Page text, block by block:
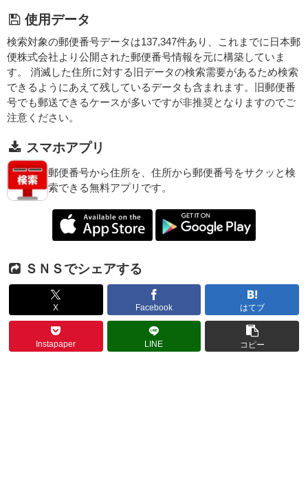
使用データ
検索対象の郵便番号データは137,347件あり、これまでに日本郵
便株式会社より公開された郵便番号情報を元に構築していま
す。 消滅した住所に対する旧データの検索需要があるため検索
できるようにあえて残しているデータも含まれます。旧郵便番
号でも郵送できるケースが多いですが非推奨となりますのでご
注意ください。
スマホアプリ
郵便番号から住所を、住所から郵便番号をサクッと検
索できる無料アプリです。
ＳＮＳでシェアする
X Facebook はてブ
Instapaper LINE コピー